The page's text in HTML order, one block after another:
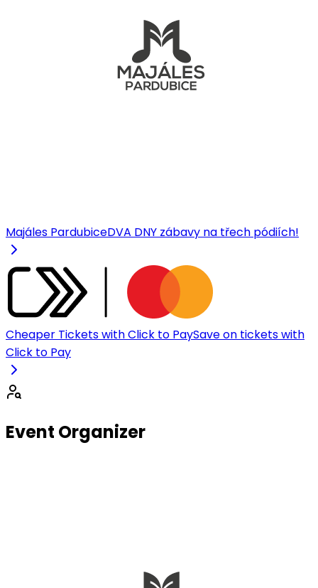
Majáles PardubiceDVA DNY zábavy na třech pódiích!
Cheaper Tickets with Click to PaySave on tickets with
Click to Pay
Event Organizer